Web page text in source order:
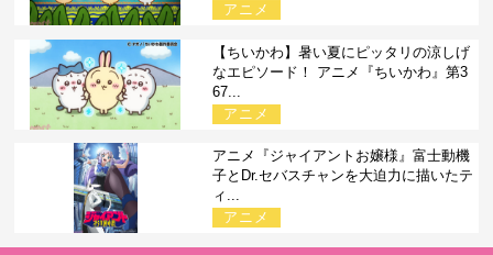
アニメ
【ちいかわ】暑い夏にピッタリの涼しげ
なエピソード！ アニメ『ちいかわ』第3
67...
アニメ
アニメ『ジャイアントお嬢様』富士動機
子とDr.セバスチャンを大迫力に描いたテ
ィ...
アニメ